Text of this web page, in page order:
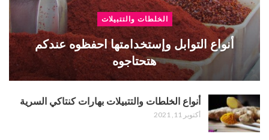
الخلطات والتتبيلات
أنواع التوابل وإستخدامتها احفظوه عندكم
هتحتاجوه
أنواع الخلطات والتتبيلات بهارات كنتاكي السرية
أكتوبر 11, 2021